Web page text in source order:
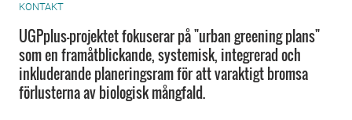
KONTAKT
UGPplus-projektet fokuserar på "urban greening plans"
som en framåtblickande, systemisk, integrerad och
inkluderande planeringsram för att varaktigt bromsa
förlusterna av biologisk mångfald.